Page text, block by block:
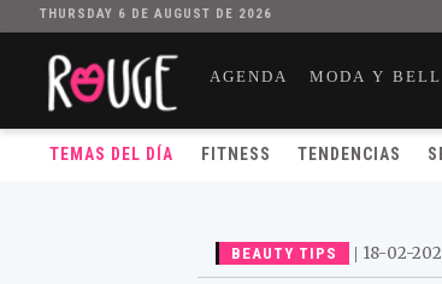
THURSDAY 6 DE AUGUST DE 2026
AGENDA MODA Y
TEMAS DEL DÍA FITNESS TENDENCIAS
BEAUTY TIPS | 18-02-